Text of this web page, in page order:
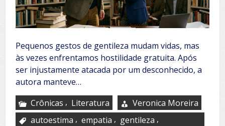
Pequenos gestos de gentileza mudam vidas, mas
às vezes enfrentamos hostilidade gratuita. Após
ser injustamente atacada por um desconhecido, a
autora manteve…
Crônicas , Literatura
Veronica Moreira
autoestima , empatia , gentileza ,